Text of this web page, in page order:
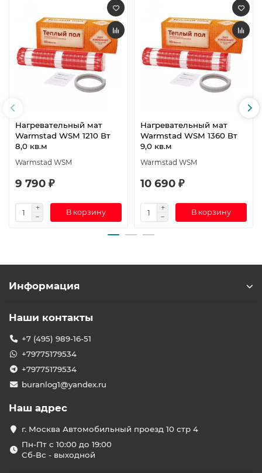
Нагревательный мат
Warmstad WSM 1210 Вт
8,0 кв.м
Warmstad WSM
9 790 ₽
В корзину
Нагревательный мат
Warmstad WSM 1360 Вт
9,0 кв.м
Warmstad WSM
10 690 ₽
В корзину
Информация
Наши контакты
+7 (495) 989-16-51
+79775179534
+79775179534
buranlog1@yandex.ru
Наш адрес
г. Москва Автомобильный проезд 10 стр 4
Пн-Пт с 10:00 до 19:00
Сб-Вс - выходной